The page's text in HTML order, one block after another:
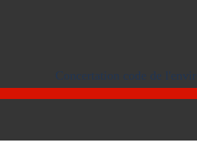
Concertation code de